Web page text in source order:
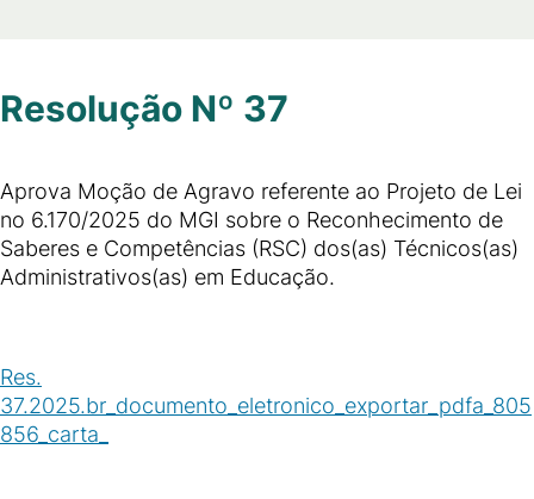
Resolução Nº 37
Aprova Moção de Agravo referente ao Projeto de Lei
no 6.170/2025 do MGI sobre o Reconhecimento de
Saberes e Competências (RSC) dos(as) Técnicos(as)
Administrativos(as) em Educação.
Res.
37.2025.br_documento_eletronico_exportar_pdfa_805
856_carta_